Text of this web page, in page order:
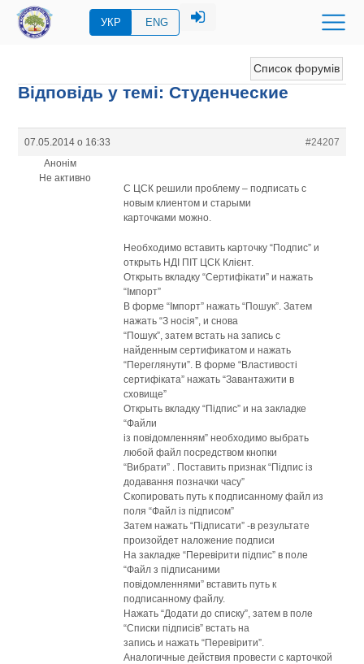
УКР ENG
Список форумів
Відповідь у темі: Студенческие
07.05.2014 о 16:33
#24207
Анонім
Не активно
C ЦСК решили проблему – подписать с
новым клиентом и старыми
карточками можно.
Необходимо вставить карточку “Подпис” и
открыть НДІ ПІТ ЦСК Клієнт.
Открыть вкладку “Сертифікати” и нажать
“Імпорт”
В форме “Імпорт” нажать “Пошук”. Затем
нажать “З носія”, и снова
“Пошук”, затем встать на запись с
найденным сертификатом и нажать
“Переглянути”. В форме “Властивості
сертифіката” нажать “Завантажити в
сховище”
Открыть вкладку “Підпис” и на закладке
“Файли
із повідомленням” необходимо выбрать
любой файл посредством кнопки
“Вибрати” . Поставить признак “Підпис із
додавання позначки часу”
Скопировать путь к подписанному файл из
поля “Файл із підписом”
Затем нажать “Підписати” -в результате
произойдет наложение подписи
На закладке “Перевірити підпис” в поле
“Файл з підписаними
повідомленнями” вставить путь к
подписанному файлу.
Нажать “Додати до списку”, затем в поле
“Списки підписів” встать на
запись и нажать “Перевірити”.
Аналогичные действия провести с карточкой